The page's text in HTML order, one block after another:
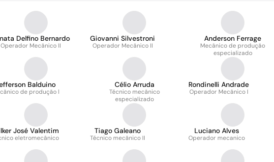
Delfino Bernardo
Operador Mecânico II
Giovanni Silvestroni
Operador Mecânico II
Anderson Ferrage
Mecânico de produção
especializado
Balduino
de produção l
Célio Arruda
Técnico mecânico
especializado
Rondinelli Andrade
Operador Mecânico I
José Valentim
eletromecânico
Tiago Galeano
Técnico mecânico II
Luciano Alves
Operador mecanico